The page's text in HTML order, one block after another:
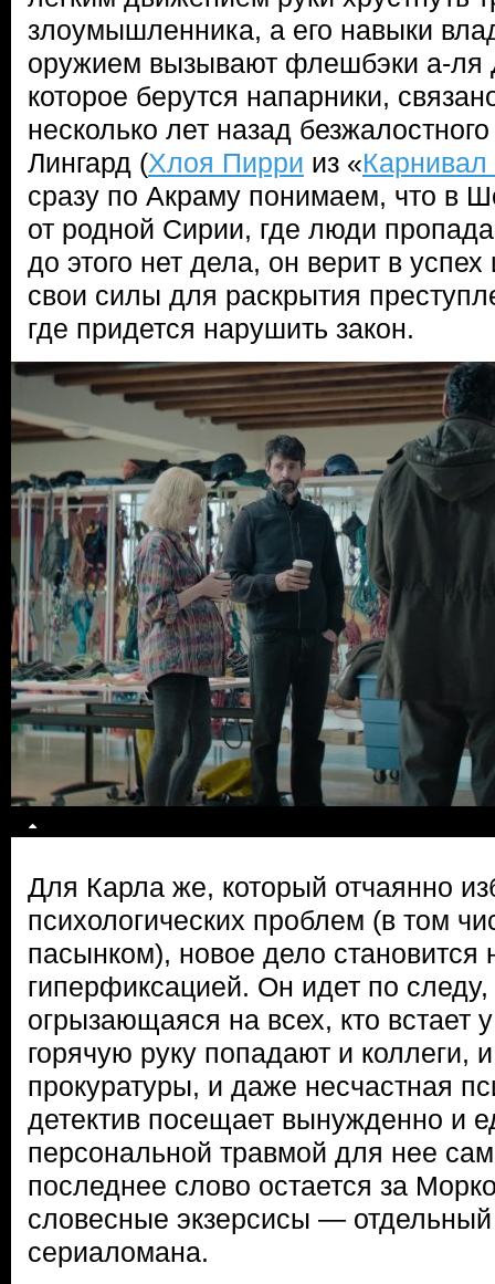
злоумышленника, а его навыки
оружием вызывают флешбэки а-ля
которое берутся напарники,
несколько лет назад
Лингард (Хлоя Пирри из «Карнивал
сразу по Акраму понимаем, что в
от родной Сирии, где люди
до этого нет дела, он верит в
свои силы для раскрытия
где придется нарушить закон.
Для Карла же, который отчаянно
психологических проблем (в том
пасынком), новое дело становится
гиперфиксацией. Он идет по
огрызающаяся на всех, кто встает
горячую руку попадают и коллеги,
прокуратуры, и даже несчастная
детектив посещает вынужденно и
персональной травмой для нее
последнее слово остается за
словесные экзерсисы —
сериаломана.